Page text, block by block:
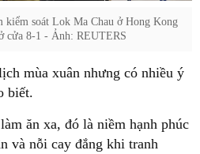
kiểm soát Lok Ma Chau ở Hong Kong
cửa 8-1 - Ảnh: REUTERS
mùa xuân nhưng có nhiều ý
biết.
ăn xa, đó là niềm hạnh phúc
và nỗi cay đắng khi tranh